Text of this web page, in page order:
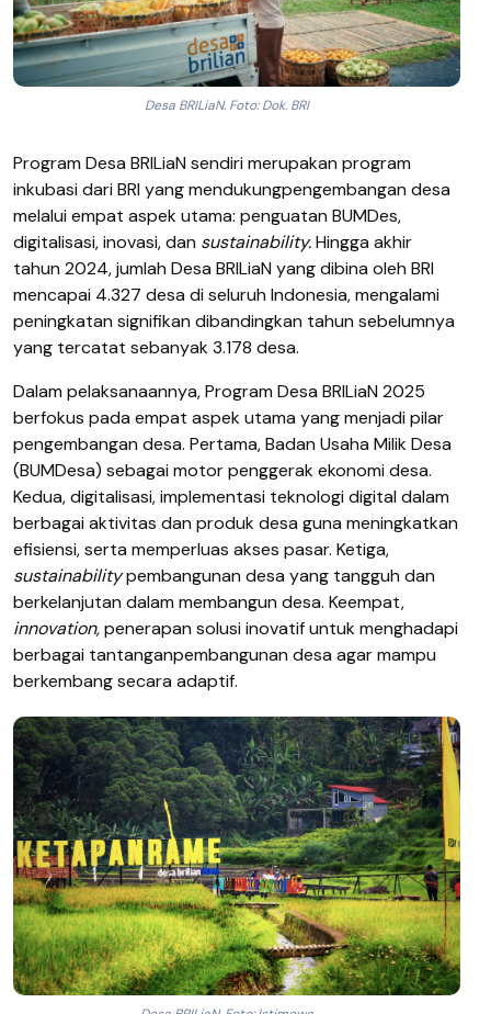
Desa BRILiaN. Foto: Dok. BRI
Program Desa BRILiaN sendiri merupakan program
inkubasi dari BRI yangmendukungpengembangan desa
melalui empat aspekutama: penguatan BUMDes,
digitalisasi,inovasi, dan sustainability.Hingga akhir
tahun 2024,jumlah Desa BRILiaN yangdibina oleh BRI
mencapai 4.327 desa di seluruh Indonesia,mengalami
peningkatan signifikan dibandingkan tahun sebelumnya
yang tercatat sebanyak3.178 desa.
Dalam pelaksanaannya, Program Desa BRILiaN 2025
berfokus pada empat aspekutama yangmenjadi pilar
pengembangan desa. Pertama,Badan Usaha Milik Desa
(BUMDesa) sebagai motorpenggerakekonomi desa.
Kedua, digitalisasi,implementasi teknologi digital dalam
berbagai aktivitas dan produkdesa guna meningkatkan
efisiensi,serta memperluas akses pasar. Ketiga,
sustainabilitypembangunan desa yang tangguh dan
berkelanjutan dalam membangun desa. Keempat,
innovation,penerapan solusi inovatifuntukmenghadapi
berbagai tantanganpembangunan desa agarmampu
berkembangsecara adaptif.